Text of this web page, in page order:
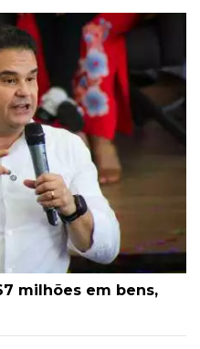
milhões em bens,